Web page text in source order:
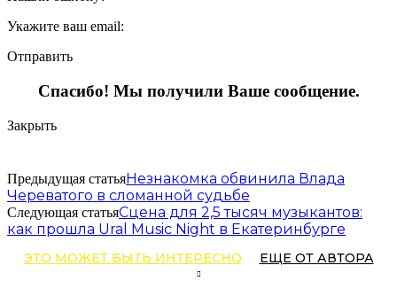
Укажите ваш email:
Отправить
Спасибо! Мы получили Ваше сообщение.
Закрыть
Предыдущая статьяНезнакомка обвинила Влада
Череватого в сломанной судьбе
Следующая статьяСцена для 2,5 тысяч музыкантов:
как прошла Ural Music Night в Екатеринбурге
ЭТО МОЖЕТ БЫТЬ ИНТЕРЕСНО ЕЩЕ ОТ АВТОРА